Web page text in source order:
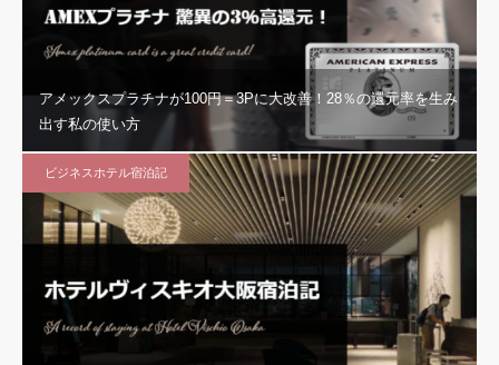
アメックスプラチナが100円＝3Pに大改善！28％の還元率を生み
出す私の使い方
ビジネスホテル宿泊記